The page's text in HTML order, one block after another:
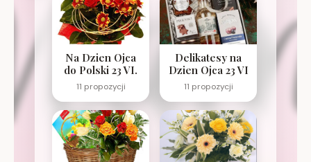
Na Dzien Ojca
do Polski 23 VI.
11 propozycji
Delikatesy na
Dzien Ojca 23 VI
11 propozycji